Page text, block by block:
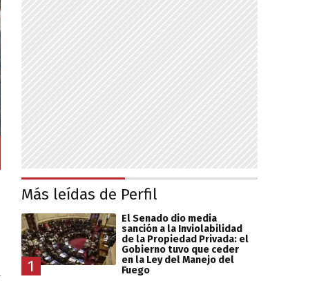
Más leídas de Perfil
1
El Senado dio media
sanción a la Inviolabilidad
de la Propiedad Privada: el
Gobierno tuvo que ceder
en la Ley del Manejo del
Fuego